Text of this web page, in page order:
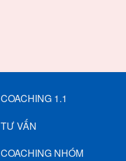
COACHING 1.1
TƯ VẤN
COACHING NHÓM